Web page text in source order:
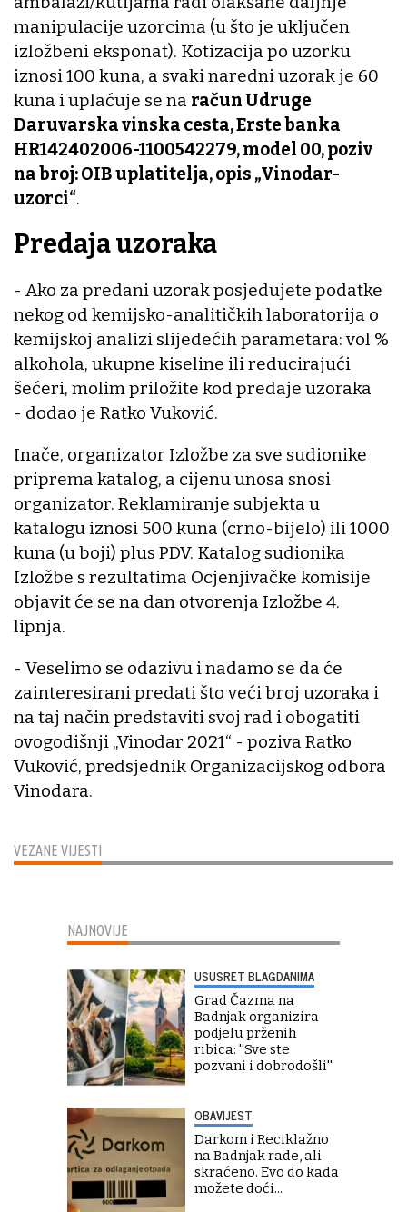
VEZANE VIJESTI
manipulacije uzorcima (u što je uključen
izložbeni eksponat). Kotizacija po uzorku
iznosi 100 kuna, a svaki naredni uzorak je 60
kuna i uplaćuje se na račun Udruge
Daruvarska vinska cesta, Erste banka
HR142402006-1100542279, model 00, poziv
na broj: OIB uplatitelja, opis „Vinodar-
uzorci“.
Predaja uzoraka
- Ako za predani uzorak posjedujete podatke
nekog od kemijsko-analitičkih laboratorija o
kemijskoj analizi slijedećih parametara: vol %
alkohola, ukupne kiseline ili reducirajući
šećeri, molim priložite kod predaje uzoraka
- dodao je Ratko Vuković.
Inače, organizator Izložbe za sve sudionike
priprema katalog, a cijenu unosa snosi
organizator. Reklamiranje subjekta u
katalogu iznosi 500 kuna (crno-bijelo) ili 1000
kuna (u boji) plus PDV. Katalog sudionika
Izložbe s rezultatima Ocjenjivačke komisije
objavit će se na dan otvorenja Izložbe 4.
lipnja.
- Veselimo se odazivu i nadamo se da će
zainteresirani predati što veći broj uzoraka i
na taj način predstaviti svoj rad i obogatiti
ovogodišnji „Vinodar 2021“ - poziva Ratko
Vuković, predsjednik Organizacijskog odbora
Vinodara.
NAJNOVIJE
USUSRET BLAGDANIMA
Grad Čazma na
Badnjak organizira
podjelu prženih
ribica: ''Sve ste
pozvani i dobrodošli''
OBAVIJEST
Darkom i Reciklažno
na Badnjak rade, ali
skraćeno. Evo do kada
možete doći...